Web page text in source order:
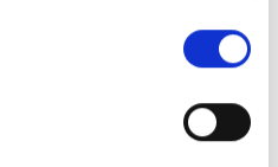
instructions figurant